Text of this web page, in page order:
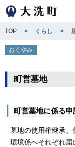
TOP > くらし >
おくやみ
町営墓地
町営墓地に係る申
墓地の使用権継承
環境係へそれぞれ届